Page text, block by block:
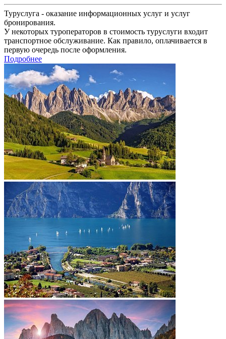
Туруслуга - оказание информационных услуг и услуг
бронирования.
У некоторых туроператоров в стоимость туруслуги входит
транспортное обслуживание. Как правило, оплачивается в
первую очередь после оформления.
Подробнее